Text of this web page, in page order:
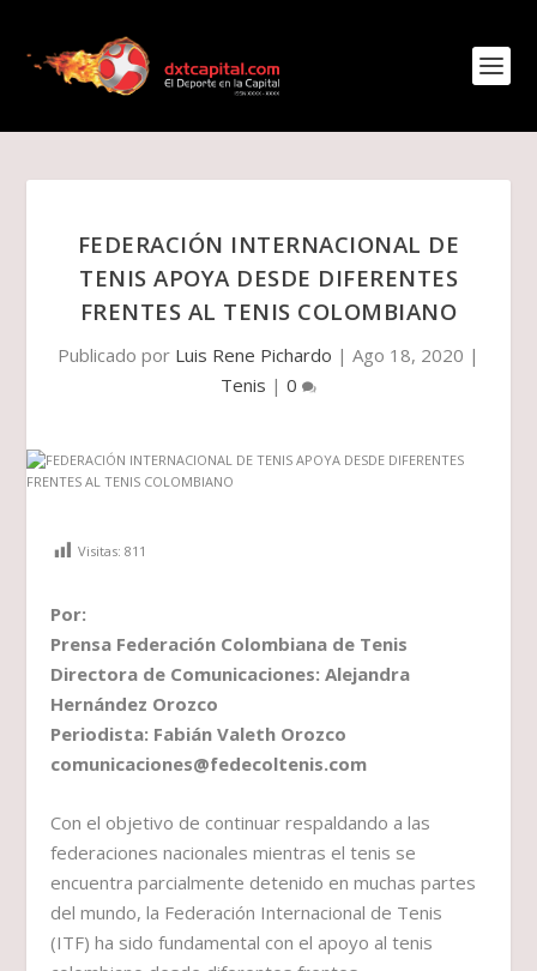
FEDERACIÓN INTERNACIONAL DE
TENIS APOYA DESDE DIFERENTES
FRENTES AL TENIS COLOMBIANO
Publicado por Luis Rene Pichardo | Ago 18, 2020 |
Tenis | 0
Visitas: 811
Por:
Prensa Federación Colombiana de Tenis
Directora de Comunicaciones: Alejandra
Hernández Orozco
Periodista: Fabián Valeth Orozco
comunicaciones@fedecoltenis.com
Con el objetivo de continuar respaldando a las
federaciones nacionales mientras el tenis se
encuentra parcialmente detenido en muchas partes
del mundo, la Federación Internacional de Tenis
(ITF) ha sido fundamental con el apoyo al tenis